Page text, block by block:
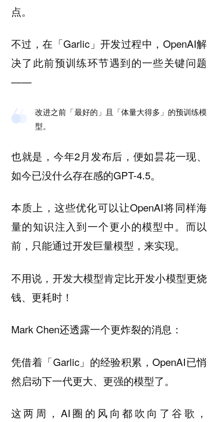
点。
不过，在「Garlic」开发过程中，OpenAI解
决了此前预训练环节遇到的一些关键问题
——
改进之前「最好的」且「体量大得多」的预训练模
型。
也就是，今年2月发布后，便如昙花一现、
如今已没什么存在感的GPT-4.5。
本质上，这些优化可以让OpenAI将同样海
量的知识注入到一个更小的模型中。而以
前，只能通过开发巨量模型，来实现。
不用说，开发大模型肯定比开发小模型更烧
钱、更耗时！
Mark Chen还透露一个更炸裂的消息：
凭借着「Garlic」的经验积累，OpenAI已悄
然启动下一代更大、更强的模型了。
这两周，AI圈的风向都吹向了谷歌，